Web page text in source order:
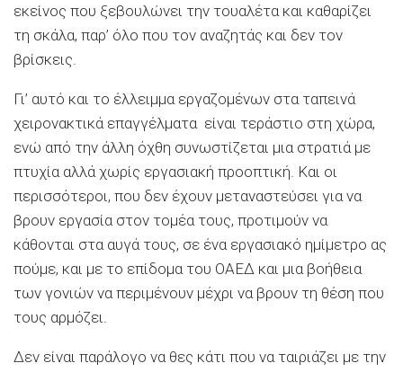
εκείνος που ξεβουλώνει την τουαλέτα και καθαρίζει
τη σκάλα, παρ’ όλο που τον αναζητάς και δεν τον
βρίσκεις.
Γι’ αυτό και το έλλειμμα εργαζομένων στα ταπεινά
χειρονακτικά επαγγέλματα είναι τεράστιο στη χώρα,
ενώ από την άλλη όχθη συνωστίζεται μια στρατιά με
πτυχία αλλά χωρίς εργασιακή προοπτική. Και οι
περισσότεροι, που δεν έχουν μεταναστεύσει για να
βρουν εργασία στον τομέα τους, προτιμούν να
κάθονται στα αυγά τους, σε ένα εργασιακό ημίμετρο ας
πούμε, και με το επίδομα του ΟΑΕΔ και μια βοήθεια
των γονιών να περιμένουν μέχρι να βρουν τη θέση που
τους αρμόζει.
Δεν είναι παράλογο να θες κάτι που να ταιριάζει με την